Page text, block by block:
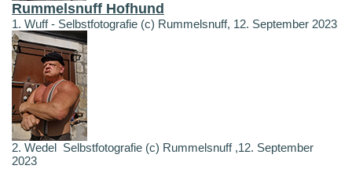
Rummelsnuff Hofhund
1. Wuff - Selbstfotografie (c) Rummelsnuff, 12. September 2023
2. Wedel Selbstfotografie (c) Rummelsnuff ,12. September
2023